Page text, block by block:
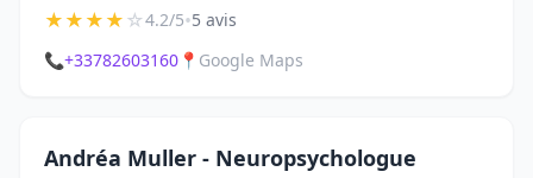
★★★★☆4.2/5•5 avis
📞+33782603160 📍 Google Maps
Andréa Muller - Neuropsychologue